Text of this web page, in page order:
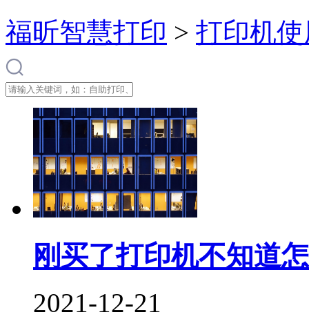
福昕智慧打印 > 打印机
刚买了打印机不知道
2021-12-21